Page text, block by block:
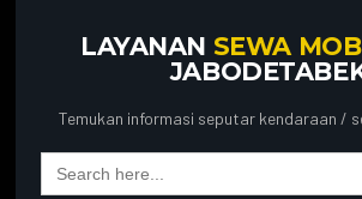
LAYANAN SEWA
Temukan informasi seputar kendaraan /
Search
for: